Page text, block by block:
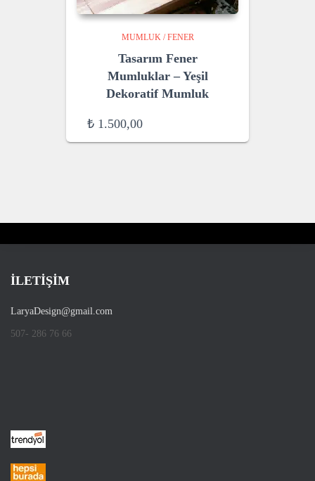
MUMLUK / FENER
Tasarım Fener
Mumluklar – Yeşil
Dekoratif Mumluk
₺ 1.500,00
İLETİŞİM
LaryaDesign@gmail.com
507- 286 76 66